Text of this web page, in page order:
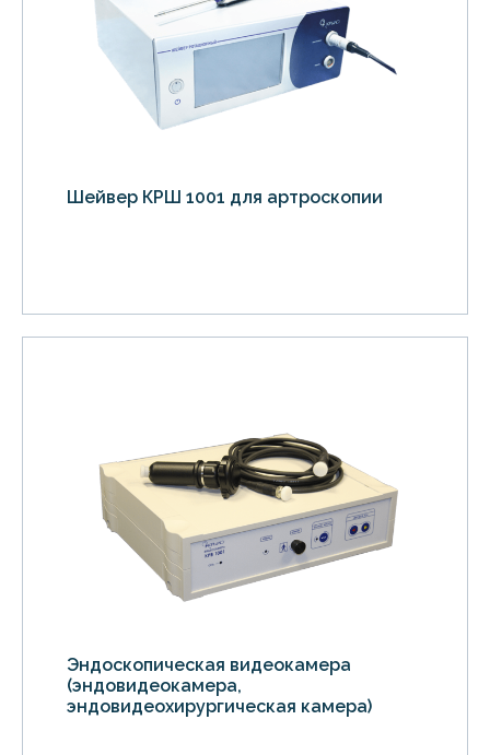
Шейвер КРШ 1001 для артроскопии
Эндоскопическая видеокамера
(эндовидеокамера,
эндовидеохирургическая камера)